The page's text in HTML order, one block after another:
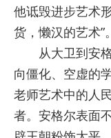
他诋毁进步艺术
货，懒汉的艺术”。
从大卫到安格
向僵化、空虚的
老师艺术中的人
者。安格尔表面